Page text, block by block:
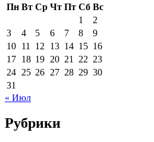
Пн Вт Ср Чт Пт Сб Вс
1
2
3
4 5 6 7 8
9
10 11 12 13 14 15 16
17 18 19 20 21 22 23
24 25 26 27 28 29 30
31
« Июл
Рубрики